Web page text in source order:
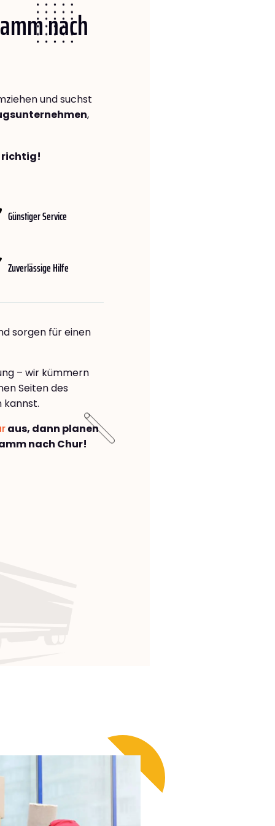
nach
und suchst
,
richtig!
Günstiger Service
Zuverlässige Hilfe
sorgen für einen
– wir kümmern
Seiten des
aus, dann planen
nach Chur!